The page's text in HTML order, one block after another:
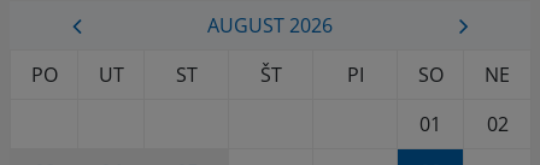
AUGUST 2026
PO
UT ST ŠT PI SO
NE
01
02